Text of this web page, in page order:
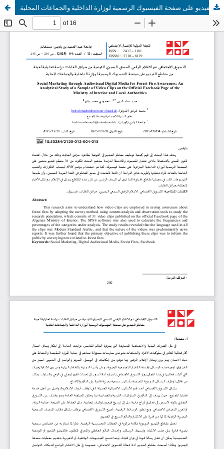
التسويق الاجتماعي عبر الاعلام الرقمي السمعي البصري للتوعية من حرائق الغابات: دراسة تحليلية لعينة من مقاطع الفيديو على صفحة الفيسبوك الرسمية لوزارة الداخلية والجماعات المحلية